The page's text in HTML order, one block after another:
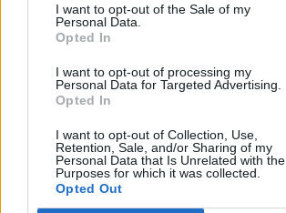
I want to opt-out of the Sale of my
Personal Data.
Opted In
I want to opt-out of processing my
Personal Data for Targeted Advertising.
Opted In
I want to opt-out of Collection, Use,
Retention, Sale, and/or Sharing of my
Personal Data that Is Unrelated with the
Purposes for which it was collected.
Opted Out
ITT IS FENT VAGYUNK